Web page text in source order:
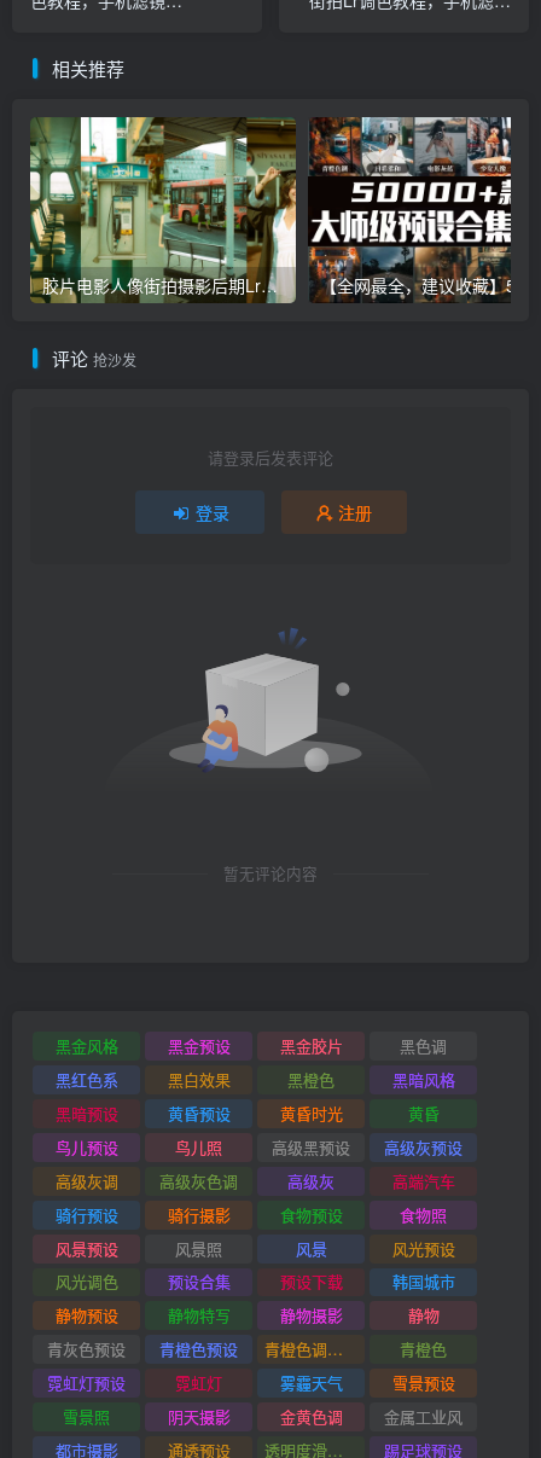
相关推荐
胶片电影人像街拍摄影后期Lr调色教程，手机滤镜PS+Lightroom预设下载！
评论 抢沙发
请登录后发表评论
登录 注册
暂无评论内容
黑金风格 黑金预设 黑金胶片
黑色调
黑红色系
黑白效果 黑橙色
黑暗风格
黑暗预设
黄昏预设 黄昏时光
黄昏
鸟儿预设
鸟儿照 高级黑预设
高级灰预设
高级灰调
高级灰色调 高级灰
高端汽车
骑行预设
骑行摄影 食物预设
食物照
风景预设
风景照 风景
风光预设
风光调色
预设合集 预设下载
韩国城市
静物预设
静物特写 静物摄影
静物
青灰色预设
青橙色预设 青橙色调预设
青橙色
霓虹灯预设
霓虹灯 雾霾天气
雪景预设
雪景照
阴天摄影 金黄色调
金属工业风
都市摄影
通透预设 透明度滑块插件 踢足球预设